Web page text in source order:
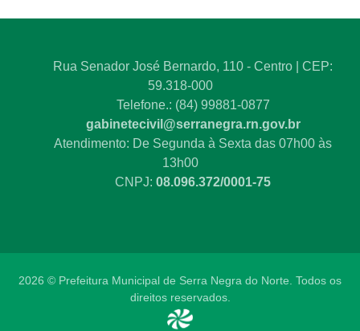
Rua Senador José Bernardo, 110 - Centro | CEP:
59.318-000
Telefone.: (84) 99881-0877
gabinetecivil@serranegra.rn.gov.br
Atendimento: De Segunda à Sexta das 07h00 às
13h00
CNPJ: 08.096.372/0001-75
2026 © Prefeitura Municipal de Serra Negra do Norte. Todos os
direitos reservados.